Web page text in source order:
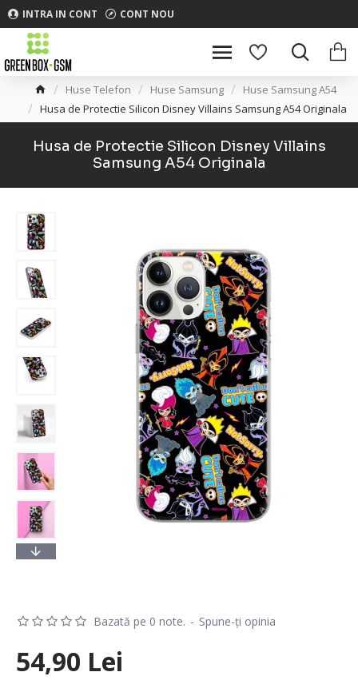
INTRA IN CONT CONT NOU
Huse Telefon Huse Samsung
Huse Samsung A54
Husa de Protectie Silicon Disney Villains Samsung A54 Originala
Husa de Protectie Silicon Disney Villains
Samsung A54 Originala
Bazată pe 0 note. - Spune-ţi opinia
54,90 Lei